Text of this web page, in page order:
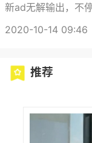
新ad无解输出，不
2020-10-14 09:46
推荐